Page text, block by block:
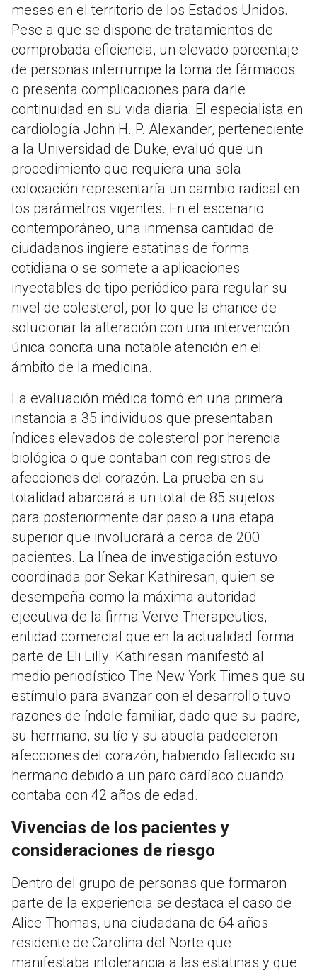
meses en el territorio de los Estados Unidos.
Pese a que se dispone de tratamientos de
comprobada eficiencia, un elevado porcentaje
de personas interrumpe la toma de fármacos
o presenta complicaciones para darle
continuidad en su vida diaria. El especialista en
cardiología John H. P. Alexander, perteneciente
a la Universidad de Duke, evaluó que un
procedimiento que requiera una sola
colocación representaría un cambio radical en
los parámetros vigentes. En el escenario
contemporáneo, una inmensa cantidad de
ciudadanos ingiere estatinas de forma
cotidiana o se somete a aplicaciones
inyectables de tipo periódico para regular su
nivel de colesterol, por lo que la chance de
solucionar la alteración con una intervención
única concita una notable atención en el
ámbito de la medicina.
La evaluación médica tomó en una primera
instancia a 35 individuos que presentaban
índices elevados de colesterol por herencia
biológica o que contaban con registros de
afecciones del corazón. La prueba en su
totalidad abarcará a un total de 85 sujetos
para posteriormente dar paso a una etapa
superior que involucrará a cerca de 200
pacientes. La línea de investigación estuvo
coordinada por Sekar Kathiresan, quien se
desempeña como la máxima autoridad
ejecutiva de la firma Verve Therapeutics,
entidad comercial que en la actualidad forma
parte de Eli Lilly. Kathiresan manifestó al
medio periodístico The New York Times que su
estímulo para avanzar con el desarrollo tuvo
razones de índole familiar, dado que su padre,
su hermano, su tío y su abuela padecieron
afecciones del corazón, habiendo fallecido su
hermano debido a un paro cardíaco cuando
contaba con 42 años de edad.
Vivencias de los pacientes y
consideraciones de riesgo
Dentro del grupo de personas que formaron
parte de la experiencia se destaca el caso de
Alice Thomas, una ciudadana de 64 años
residente de Carolina del Norte que
manifestaba intolerancia a las estatinas y que